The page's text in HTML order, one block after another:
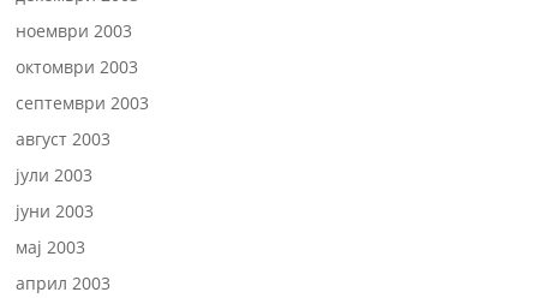
ноември 2003
октомври 2003
септември 2003
август 2003
јули 2003
јуни 2003
мај 2003
април 2003